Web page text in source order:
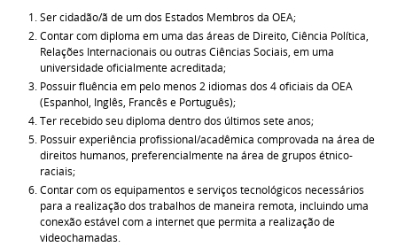
Ser cidadão/ã de um dos Estados Membros da OEA;
Contar com diploma em uma das áreas de Direito, Ciência Política,
Relações Internacionais ou outras Ciências Sociais, em uma
universidade oficialmente acreditada;
Possuir fluência em pelo menos 2 idiomas dos 4 oficiais da OEA
(Espanhol, Inglês, Francês e Português);
Ter recebido seu diploma dentro dos últimos sete anos;
Possuir experiência profissional/acadêmica comprovada na área de
direitos humanos, preferencialmente na área de grupos étnico-
raciais;
Contar com os equipamentos e serviços tecnológicos necessários
para a realização dos trabalhos de maneira remota, incluindo uma
conexão estável com a internet que permita a realização de
videochamadas.